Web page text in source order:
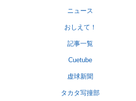
ニュース
おしえて！
記事一覧
Cuetube
虚球新聞
タカタ写撞部